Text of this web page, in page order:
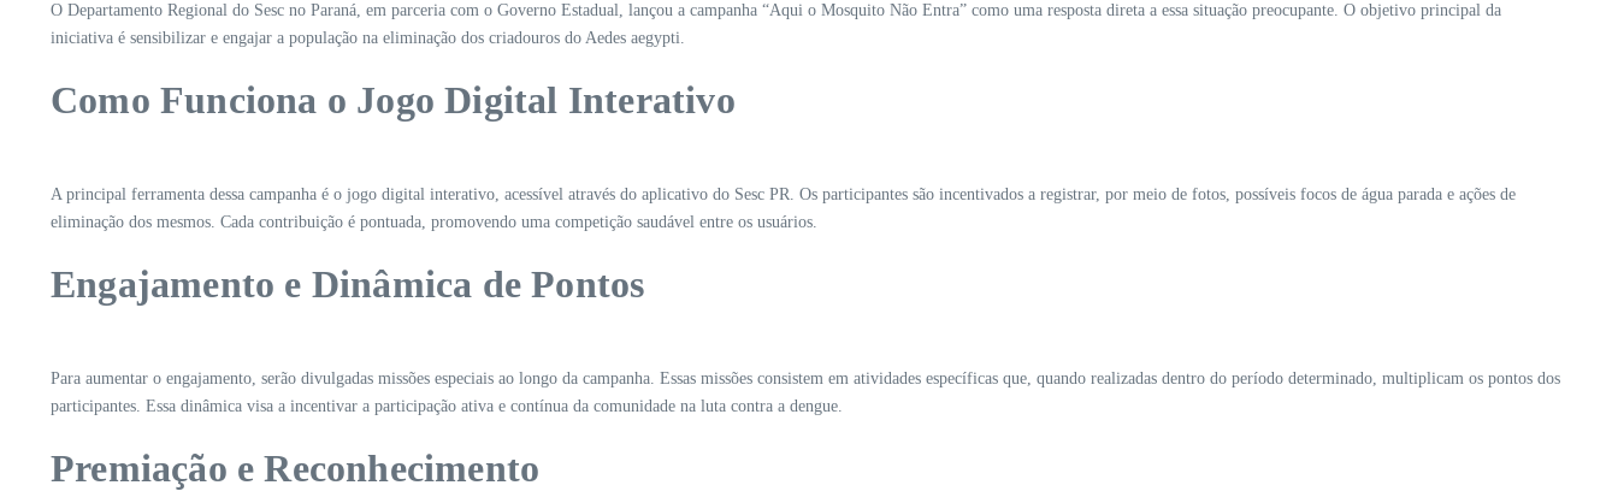
O Departamento Regional do Sesc no Paraná, em parceria com o Governo Estadual, lançou a campanha “Aqui o Mosquito Não Entra” como uma resposta direta a essa situação preocupante. O objetivo principal da
iniciativa é sensibilizar e engajar a população na eliminação dos criadouros do Aedes aegypti.
Como Funciona o Jogo Digital Interativo
A principal ferramenta dessa campanha é o jogo digital interativo, acessível através do aplicativo do Sesc PR. Os participantes são incentivados a registrar, por meio de fotos, possíveis focos de água parada e ações de
eliminação dos mesmos. Cada contribuição é pontuada, promovendo uma competição saudável entre os usuários.
Engajamento e Dinâmica de Pontos
Para aumentar o engajamento, serão divulgadas missões especiais ao longo da campanha. Essas missões consistem em atividades específicas que, quando realizadas dentro do período determinado, multiplicam os pontos dos
participantes. Essa dinâmica visa a incentivar a participação ativa e contínua da comunidade na luta contra a dengue.
Premiação e Reconhecimento